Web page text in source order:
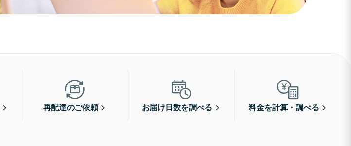
再配達のご依頼 お届け日数を調べる 料金を計算・調べる